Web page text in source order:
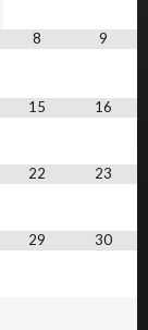
8 9
15 16
22 23
29 30